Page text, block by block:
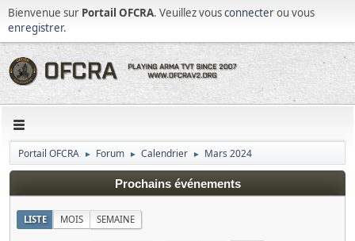
Bienvenue sur Portail OFCRA. Veuillez vousconnecterou vous
enregistrer.
Portail OFCRA ► Forum ► Calendrier ► Mars 2024
Prochains événements
LISTE MOIS SEMAINE